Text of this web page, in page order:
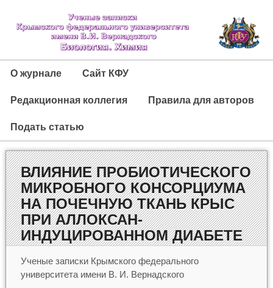
О журнале Сайт КФУ
Редакционная коллегия Правила для авторов
Подать статью
ВЛИЯНИЕ ПРОБИОТИЧЕСКОГО
МИКРОБНОГО КОНСОРЦИУМА
НА ПОЧЕЧНУЮ ТКАНЬ КРЫС
ПРИ АЛЛОКСАН-
ИНДУЦИРОВАННОМ ДИАБЕТЕ
Ученые записки Крымского федерального
университета имени В. И. Вернадского